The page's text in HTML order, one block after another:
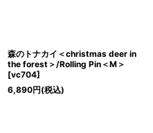
森のトナカイ＜christmas deer in
the forest＞/Rolling Pin＜M＞
[vc704]
6,890円(税込)